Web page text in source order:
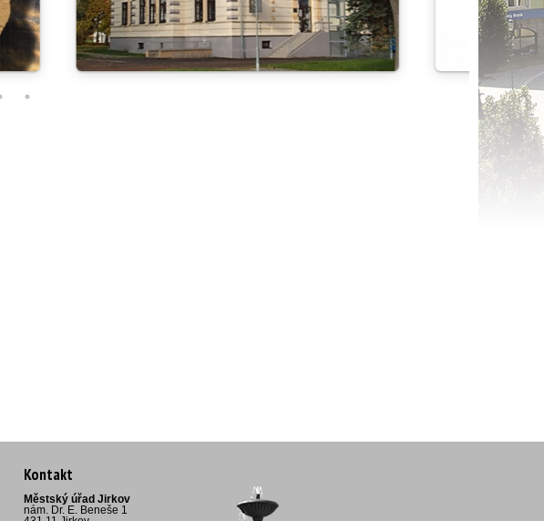
Kontakt
Městský úřad Jirkov
nám. Dr. E. Beneše 1